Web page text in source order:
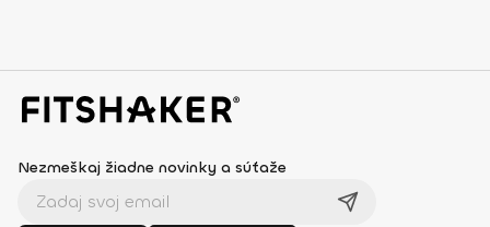
Nezmeškaj žiadne novinky a súťaže